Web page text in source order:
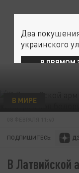
В МИРЕ
ПОДПИШИТЕСЬ:
В Латвийской
Два
украинского
В ПРЯМОМ